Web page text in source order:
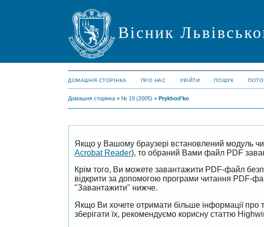
Вісник
ДОМАШНЯ СТОРІНКА ПРО НАС УВІЙТИ ПОШУК
Домашня сторінка > № 19 (2005) >Prykhod’ko
Якщо у Вашому браузері встановлений модуль
Acrobat Reader), то обраний Вами файл PDF
Крім того, Ви можете завантажити PDF-файл
відкрити за допомогою програми читання PDF-
"Завантажити" нижче.
Якщо Ви хочете отримати більше інформації
зберігати їх, рекомендуємо корисну статтю